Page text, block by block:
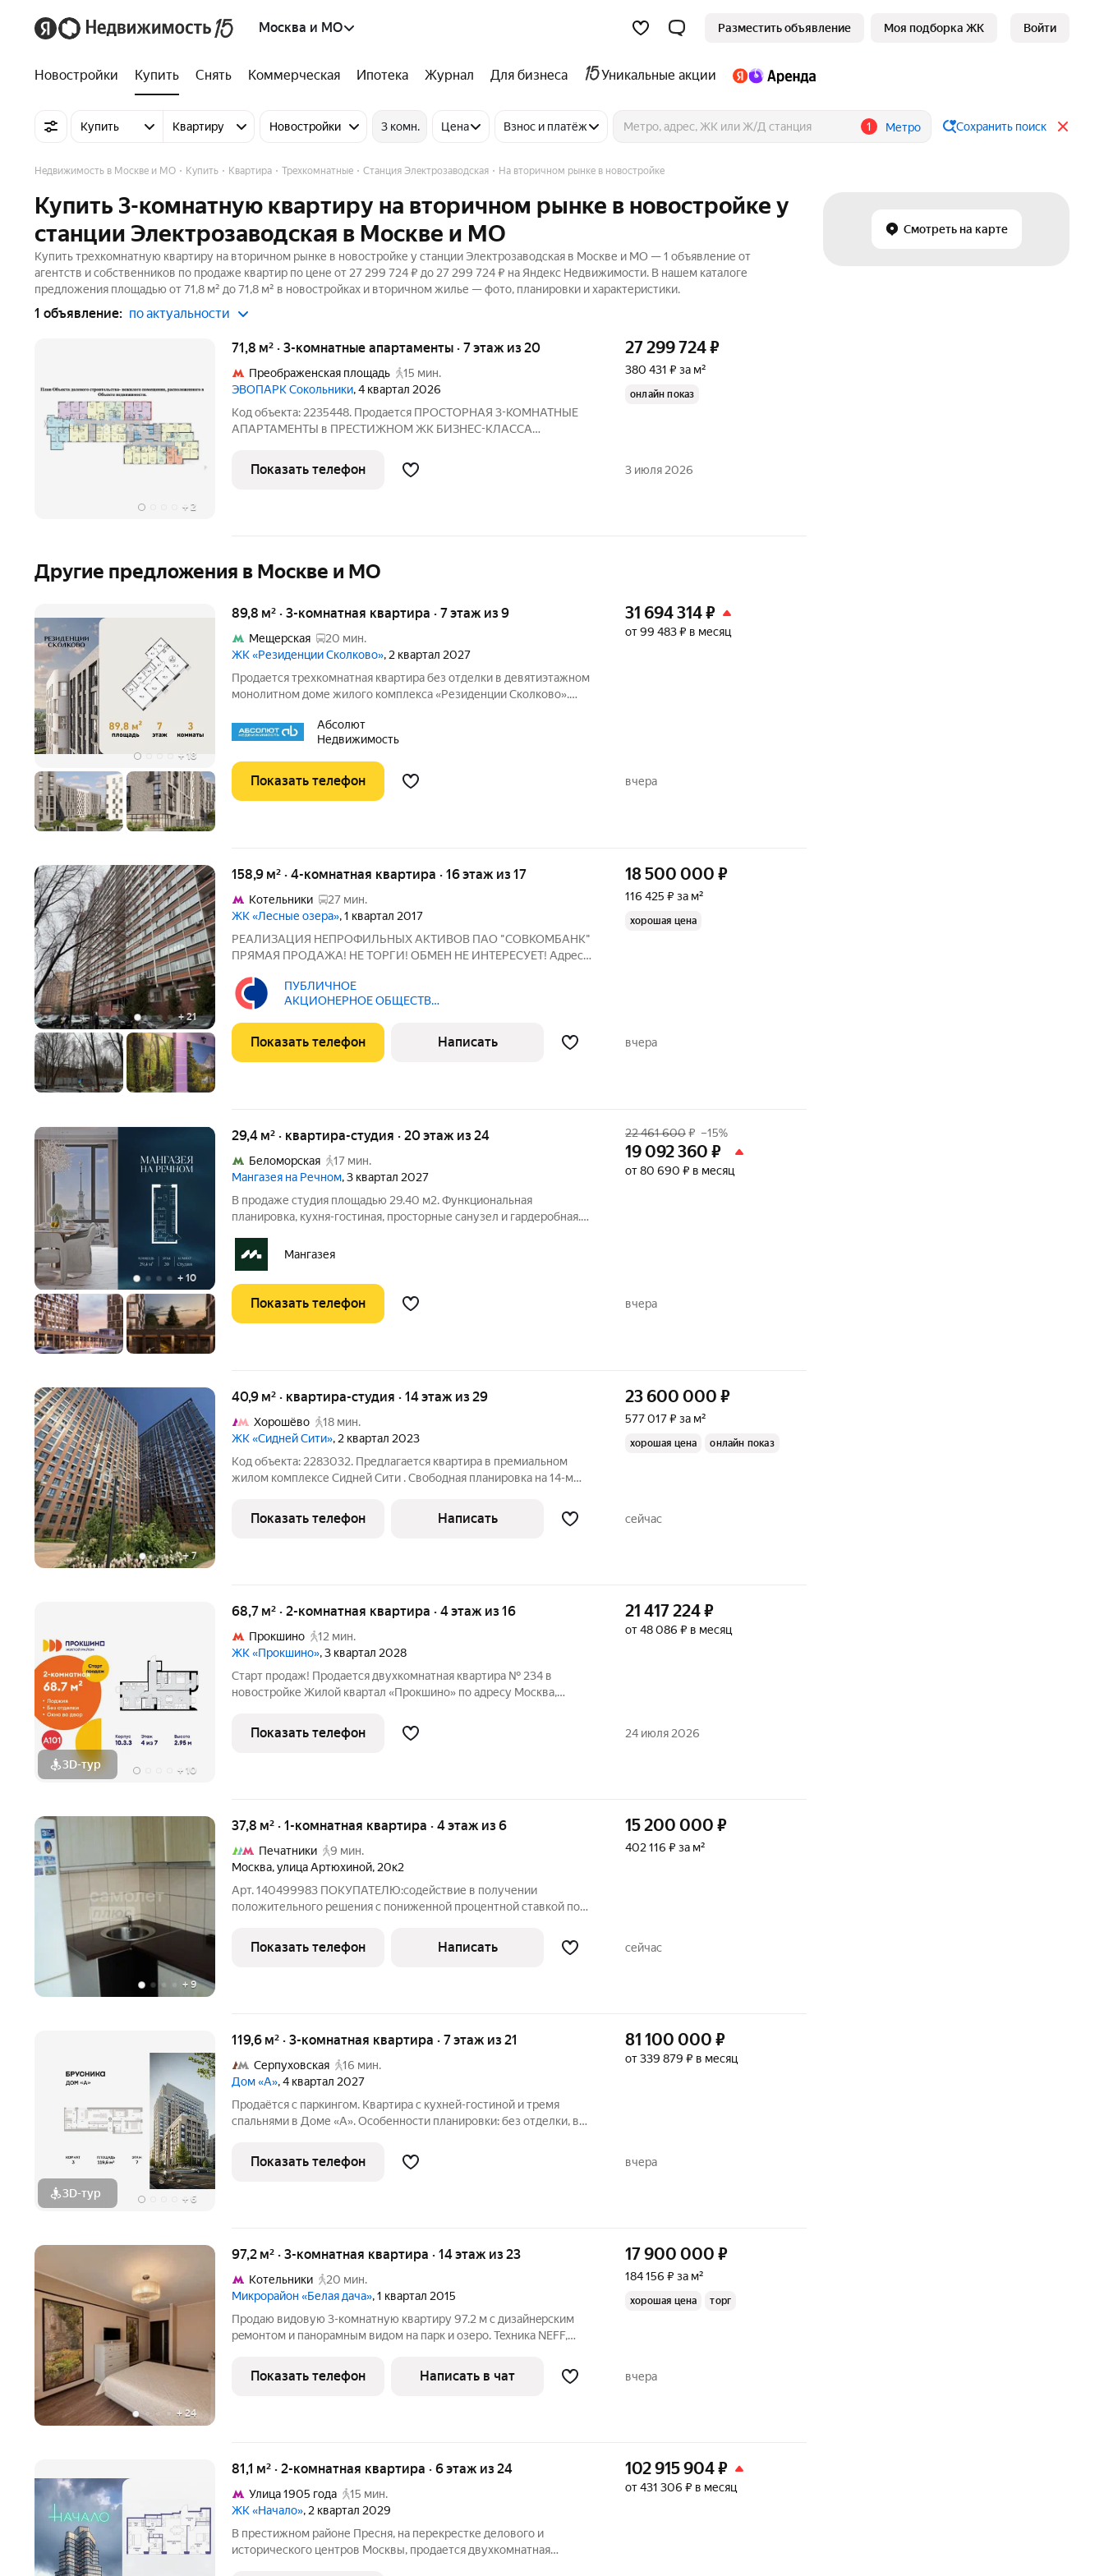
Москва и МО Разместить объявление Моя подборка ЖК Войти
Новостройки Купить Снять Коммерческая Ипотека Журнал Для бизнеса Уникальные акции
Купить Квартиру Новостройки 3 комн. Цена Взнос и платёж 1 Метро Сохранить поиск
Смотреть на карте
Недвижимость в Москве и МО Купить Квартира Трехкомнатные Станция Электрозаводская На вторичном рынке в новостройке
Купить 3-комнатную квартиру на вторичном рынке в новостройке у
станции Электрозаводская в Москве и МО
Купить трехкомнатную квартиру на вторичном рынке в новостройке у станции Электрозаводская в Москве и МО — 1 объявление от
агентств и собственников по продаже квартир по цене от 27 299 724 ₽ до 27 299 724 ₽ на Яндекс Недвижимости. В нашем каталоге
предложения площадью от 71,8 м² до 71,8 м² в новостройках и вторичном жилье — фото, планировки и характеристики.
1 объявление: по актуальности
+ 2
71,8 м² · 3-комнатные апартаменты · 7 этаж из 20
Преображенская площадь
15 мин.
ЭВОПАРК Сокольники, 4 квартал 2026
Код объекта: 2235448. Продается ПРОСТОРНАЯ 3-КОМНАТНЫЕ
АПАРТАМЕНТЫ в ПРЕСТИЖНОМ ЖК БИЗНЕС-КЛАССА
м. СДАЧА ЖК в 2026 году. О квартире: - Общая площадь: 71,76 м -
Жилая площадь: 47,3 м -
27 299 724₽
380 431 ₽ за м²
онлайн показ
Показать телефон 3 июля 2026
Другие предложения в Москве и МО
+ 18
89,8 м² · 3-комнатная квартира · 7 этаж из 9
Мещерская
20 мин.
ЖК «Резиденции Сколково», 2 квартал 2027
Продается трехкомнатная квартира без отделки в девятиэтажном
монолитном доме жилого комплекса «Резиденции Сколково».
квартал 2027 года. ТОЛЬКО ДО 31 АВГУСТА выгодные условия на
Абсолют
Недвижимость
31 694 314₽
от 99 483 ₽ в месяц
Показать телефон вчера
+21
158,9 м² · 4-комнатная квартира · 16 этаж из 17
Котельники
27 мин.
ЖК «Лесные озера», 1 квартал 2017
РЕАЛИЗАЦИЯ НЕПРОФИЛЬНЫХ АКТИВОВ ПАО "СОВКОМБАНК"
ПРЯМАЯ ПРОДАЖА! НЕ ТОРГИ! ОБМЕН НЕ ИНТЕРЕСУЕТ! Адрес:
531. КН: 50:64:0000000:3186. Продаем квартиру в ЖК «Лесные
озёра». Монолитный
ПУБЛИЧНОЕ
АКЦИОНЕРНОЕ ОБЩЕСТВО
18 500 000 ₽
116 425 ₽ за м²
хорошая цена
Показать телефон Написать вчера
+ 10
29,4 м² · квартира-студия · 20 этаж из 24
Беломорская
17 мин.
Мангазея на Речном, 3 квартал 2027
В продаже студия площадью 29.40 м2. Функциональная
планировка, кухня-гостиная, просторные санузел и гардеробная.
Стоимость указана с учетом скидки 15%, экономия составит 3 369
Мангазея
22 461 600₽ –15%
19 092 360 ₽
от 80 690 ₽ в месяц
Показать телефон вчера
+7
40,9 м² · квартира-студия · 14 этаж из 29
Хорошёво
18 мин.
ЖК «Сидней Сити», 2 квартал 2023
Код объекта: 2283032. Предлагается квартира в премиальном
жилом комплексе Сидней Сити . Свободная планировка на 14-м
набережной отличная база для стильной квартиры с ощущением
воздуха и света:
23 600 000 ₽
577 017 ₽ за м²
хорошая цена онлайн показ
Показать телефон Написать сейчас
3D-тур + 10
68,7 м² · 2-комнатная квартира · 4 этаж из 16
Прокшино
12 мин.
ЖК «Прокшино», 3 квартал 2028
Старт продаж! Продается двухкомнатная квартира № 234 в
новостройке Жилой квартал «Прокшино» по адресу Москва,
Новомосковский административный округ, район Коммунарка, ЖК
Прокшино, 7.1.3. Общая площадь
21 417 224₽
от 48 086 ₽ в месяц
Показать телефон 24 июля 2026
+ 9
37,8 м² · 1-комнатная квартира · 4 этаж из 6
Печатники
9 мин.
Москва,улица Артюхиной, 20к2
Арт. 140499983 ПОКУПАТЕЛЮ:содействие в получении
положительного решения с пониженной процентной ставкой по
сопровождение сделки под ключ ; безопасные расчёты,
юридическая и финансовая
15 200 000 ₽
402 116 ₽ за м²
Показать телефон Написать сейчас
3D-тур + 6
119,6 м² · 3-комнатная квартира · 7 этаж из 21
Серпуховская
16 мин.
Дом «А», 4 квартал 2027
Продаётся с паркингом. Квартира с кухней-гостиной и тремя
спальнями в Доме «А». Особенности планировки: без отделки, вид
постирочная, разнесённые спальни. Срок сдачи IV кв. 2027 Дом А -
81 100 000 ₽
от 339 879 ₽ в месяц
Показать телефон вчера
+ 24
97,2 м² · 3-комнатная квартира · 14 этаж из 23
Котельники
20 мин.
Микрорайон «Белая дача», 1 квартал 2015
Продаю видoвую 3-комнатную кваpтиру 97.2 м с дизайнepским
peмонтом и пaнopaмным видoм на парк и озеpо. Teхникa NEFF,
инфpacтpуктуpoй pядом шкoлы, cады, TЦ «Mегa Бeлaя Дaчa» и
17 900 000 ₽
184 156 ₽ за м²
хорошая цена торг
Показать телефон Написать в чат вчера
81,1 м² · 2-комнатная квартира · 6 этаж из 24
Улица 1905 года
15 мин.
ЖК «Начало», 2 квартал 2029
В престижном районе Пресня, на перекрестке делового и
исторического центров Москвы, продается двухкомнатная
102 915 904₽
от 431 306 ₽ в месяц